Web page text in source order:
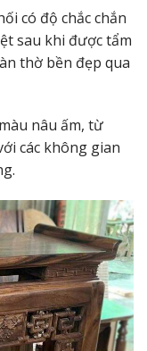
có độ chắc chắn
sau khi được tẩm
thờ bền đẹp qua
nâu ấm, từ
các không gian